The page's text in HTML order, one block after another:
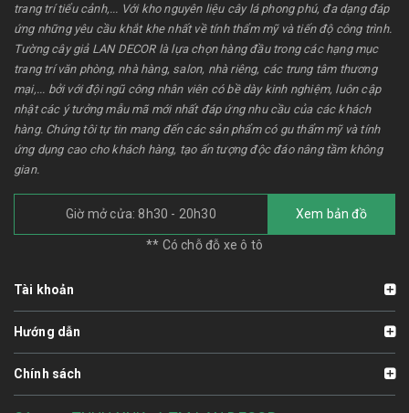
trang trí tiểu cảnh,... Với kho nguyên liệu cây lá phong phú, đa dạng đáp
ứng những yêu cầu khắt khe nhất về tính thẩm mỹ và tiến độ công trình.
Tường cây giả LAN DECOR là lựa chọn hàng đầu trong các hạng mục
trang trí văn phòng, nhà hàng, salon, nhà riêng, các trung tâm thương
mại,... bởi với đội ngũ công nhân viên có bề dày kinh nghiệm, luôn cập
nhật các ý tưởng mẫu mã mới nhất đáp ứng nhu cầu của các khách
hàng. Chúng tôi tự tin mang đến các sản phẩm có gu thẩm mỹ và tính
ứng dụng cao cho khách hàng, tạo ấn tượng độc đáo nâng tầm không
gian.
Giờ mở cửa: 8h30 - 20h30 Xem bản đồ
** Có chỗ đỗ xe ô tô
Tài khoản
Hướng dẫn
Chính sách